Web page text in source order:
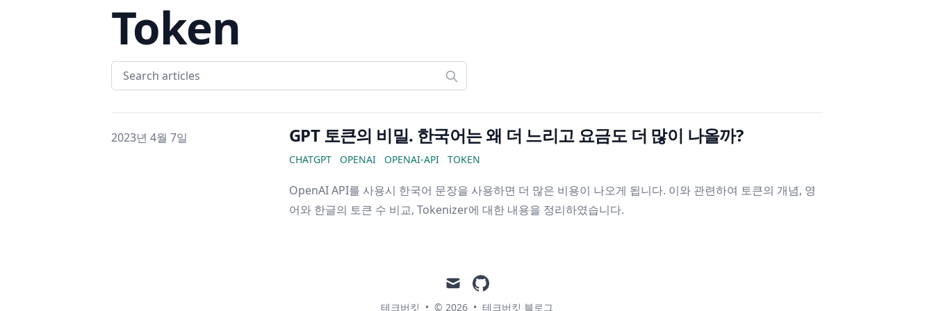
Token
게시일
2023년 4월 7일 GPT 토큰의 비밀. 한국어는 왜 더 느리고 요금도 더 많이 나올까?
CHATGPT OPENAI OPENAI-API TOKEN
OpenAI API를 사용시 한국어 문장을 사용하면 더 많은 비용이 나오게 됩니다. 이와 관련하여 토큰의 개념, 영
어와 한글의 토큰 수 비교, Tokenizer에 대한 내용을 정리하였습니다.
mail
github
테크버킷 • © 2026 • 테크버킷 블로그